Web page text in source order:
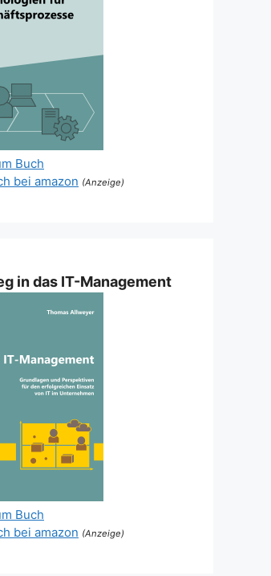
Buch
bei amazon (Anzeige)
in das IT-Management
Buch
bei amazon (Anzeige)